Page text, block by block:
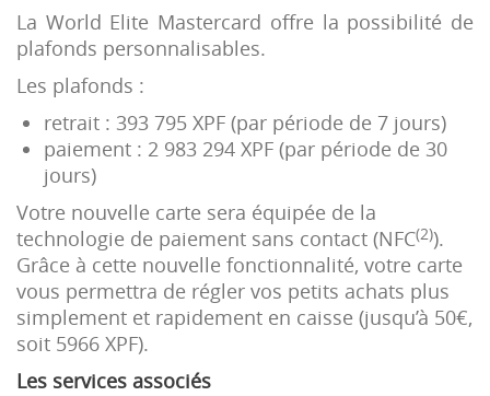
La World Elite Mastercard offre la possibilité de
plafonds personnalisables.
Les plafonds :
retrait : 393 795 XPF (par période de 7 jours)
paiement : 2 983 294 XPF (par période de 30
jours)
Votre nouvelle carte sera équipée de la
technologie de paiement sans contact (NFC(2)).
Grâce à cette nouvelle fonctionnalité, votre carte
vous permettra de régler vos petits achats plus
simplement et rapidement en caisse (jusqu’à 50€,
soit 5966 XPF).
Les services associés